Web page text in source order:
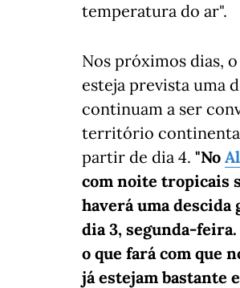
temperatura do ar".
Nos próximos dias,
esteja prevista uma
continuam a ser
território
partir de dia 4. "No
com noite tropicais
haverá uma
dia 3, segunda-
o que fará com que
já estejam bastante